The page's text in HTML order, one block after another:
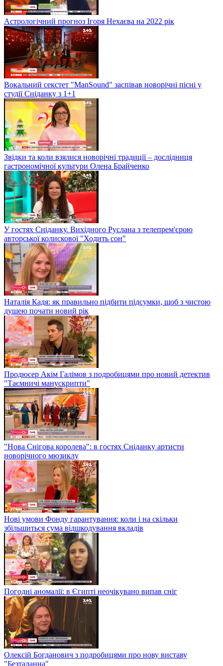
Астрологічний прогноз Ігоря Нехаєва на 2022 рік
Вокальний секстет "ManSound" заспівав новорічні пісні у
студії Сніданку з 1+1
Звідки та коли взялися новорічні традиції – дослідниця
гастрономічної культури Олена Брайченко
У гостях Сніданку. Вихідного Руслана з телепрем'єрою
авторської колискової "Ходить сон"
Наталія Кадя: як правильно підбити підсумки, щоб з чистою
душею почати новий рік
Продюсер Акім Галімов з подробицями про новий детектив
"Таємничі манускрипти"
"Нова Снігова королева": в гостях Сніданку артисти
новорічного мюзиклу
Нові умови Фонду гарантування: коли і на скільки
збільшиться сума відшкодування вкладів
Погодні аномалії: в Єгипті неочікувано випав сніг
Олексій Богданович з подробицями про нову виставу
"Безталанна"